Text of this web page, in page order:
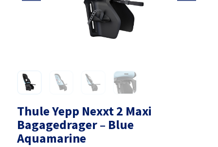
Thule Yepp Nexxt 2 Maxi
Bagagedrager – Blue
Aquamarine